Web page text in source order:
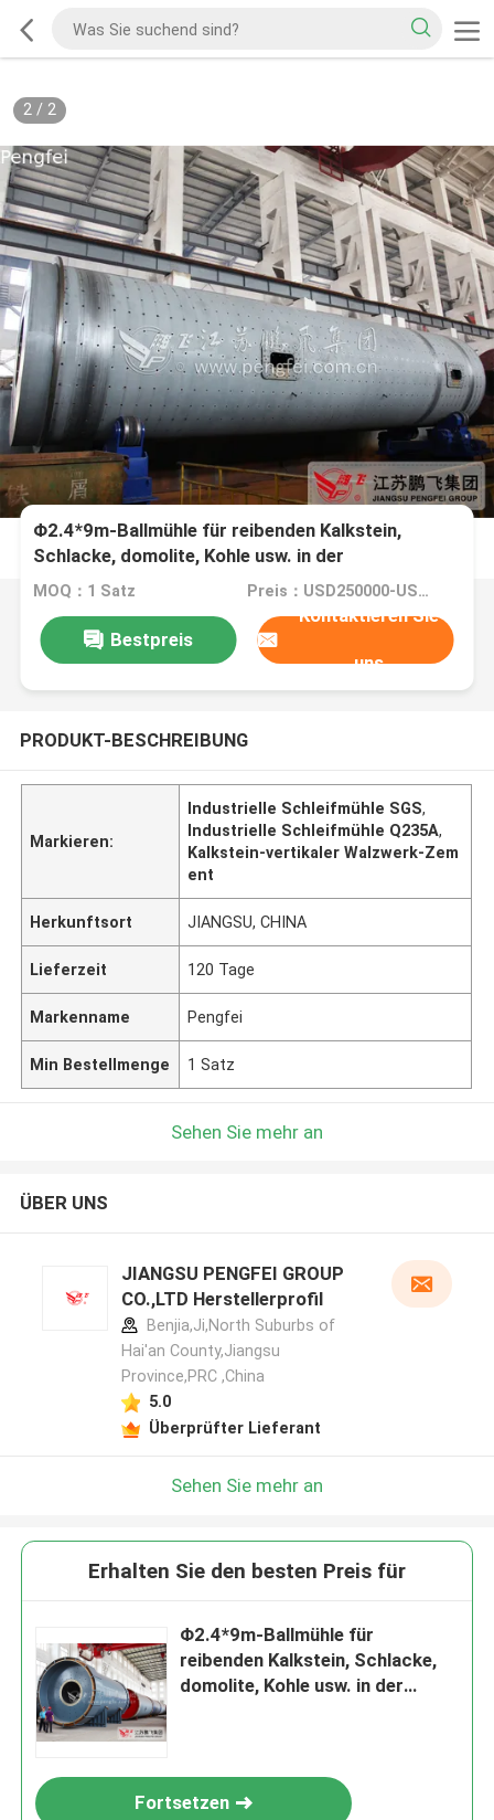
2/ 2
Φ2.4*9m-Ballmühle für reibenden Kalkstein,
Schlacke, domolite, Kohle usw. in der
unterschiedlichen Fertigungsstraße
MOQ：1 Satz Preis：USD250000-USD4000000
Bestpreis
Kontaktieren Sie
uns
PRODUKT-BESCHREIBUNG
Markieren:
Industrielle Schleifmühle SGS,
Industrielle Schleifmühle Q235A,
Kalkstein-vertikaler Walzwerk-Zem
ent
Herkunftsort JIANGSU, CHINA
Lieferzeit 120 Tage
Markenname Pengfei
Min Bestellmenge 1 Satz
Sehen Sie mehr an
ÜBER UNS
JIANGSU PENGFEI GROUP
CO.,LTD Herstellerprofil
Benjia,Ji,North Suburbs of
Hai'an County,Jiangsu
Province,PRC ,China
5.0
Überprüfter Lieferant
Sehen Sie mehr an
Erhalten Sie den besten Preis für
Φ2.4*9m-Ballmühle für
reibenden Kalkstein, Schlacke,
domolite, Kohle usw. in der
Fortsetzen